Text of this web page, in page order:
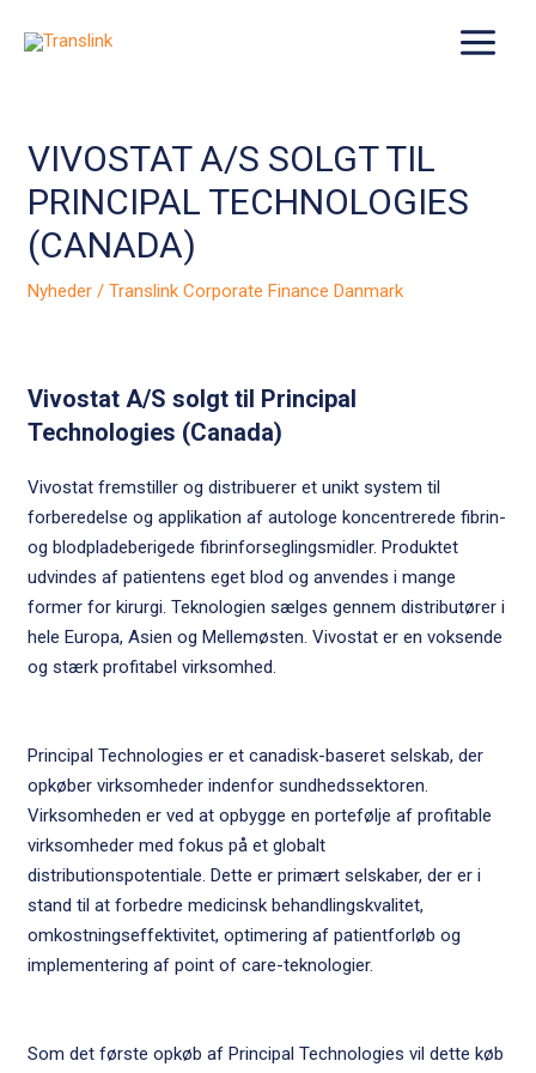
MAIN
VIVOSTAT A/S SOLGT TIL
PRINCIPAL TECHNOLOGIES
(CANADA)
Nyheder /Translink Corporate Finance Danmark
Vivostat A/S solgt til Principal
Technologies (Canada)
Vivostat fremstiller og distribuerer et unikt system til
forberedelse og applikation af autologe koncentrerede fibrin-
og blodpladeberigede fibrinforseglingsmidler. Produktet
udvindes af patientens eget blod og anvendes i mange
former for kirurgi. Teknologien sælges gennem distributører i
hele Europa, Asien og Mellemøsten. Vivostat er en voksende
og stærk profitabel virksomhed.
Principal Technologies er et canadisk-baseret selskab, der
opkøber virksomheder indenfor sundhedssektoren.
Virksomheden er ved at opbygge en portefølje af profitable
virksomheder med fokus på et globalt
distributionspotentiale. Dette er primært selskaber, der er i
stand til at forbedre medicinsk behandlingskvalitet,
omkostningseffektivitet, optimering af patientforløb og
implementering af point of care-teknologier.
Som det første opkøb af Principal Technologies vil dette køb